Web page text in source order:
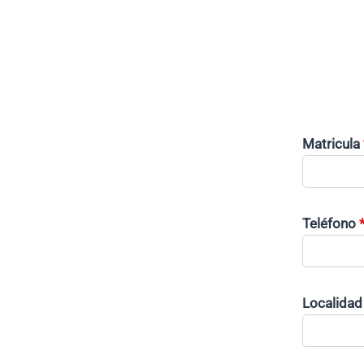
Matricula
Teléfono *
Localidad